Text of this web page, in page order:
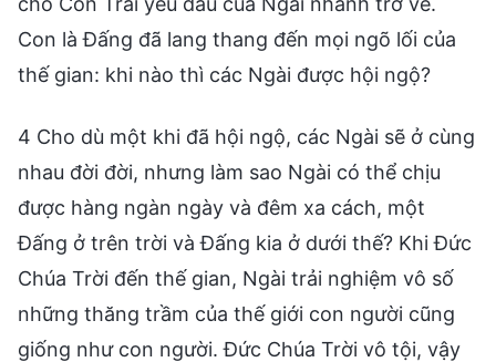
Con là Đấng đã lang thang đến mọi ngõ lối của
thế gian: khi nào thì các Ngài được hội ngộ?
4 Cho dù một khi đã hội ngộ, các Ngài sẽ ở cùng
nhau đời đời, nhưng làm sao Ngài có thể chịu
được hàng ngàn ngày và đêm xa cách, một
Đấng ở trên trời và Đấng kia ở dưới thế? Khi Đức
Chúa Trời đến thế gian, Ngài trải nghiệm vô số
những thăng trầm của thế giới con người cũng
giống như con người. Đức Chúa Trời vô tội, vậy